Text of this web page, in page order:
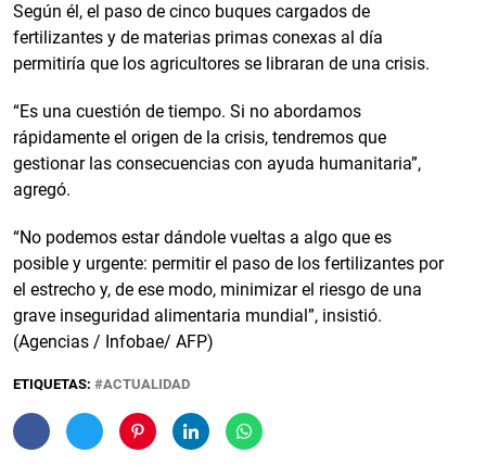
Según él, el paso de cinco buques cargados de
fertilizantes y de materias primas conexas al día
permitiría que los agricultores se libraran de una crisis.
“Es una cuestión de tiempo. Si no abordamos
rápidamente el origen de la crisis, tendremos que
gestionar las consecuencias con ayuda humanitaria”,
agregó.
“No podemos estar dándole vueltas a algo que es
posible y urgente: permitir el paso de los fertilizantes por
el estrecho y, de ese modo, minimizar el riesgo de una
grave inseguridad alimentaria mundial”, insistió.
(Agencias / Infobae/ AFP)
ETIQUETAS: ACTUALIDAD